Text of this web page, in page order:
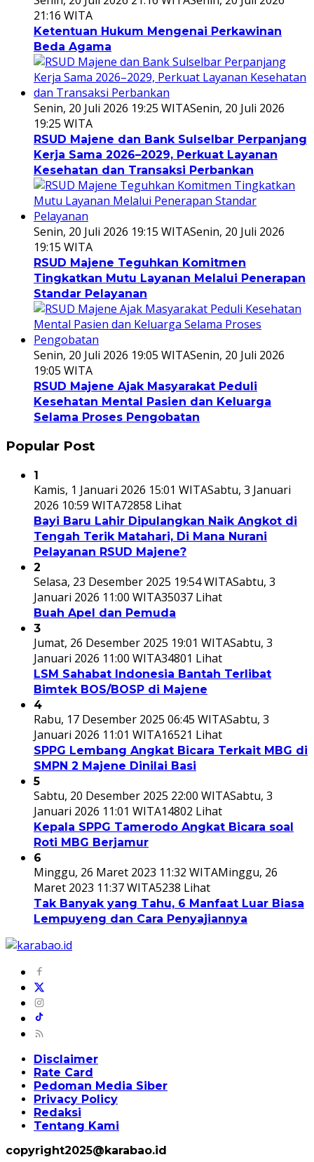
21:16 WITA
Ketentuan Hukum Mengenai Perkawinan
Beda Agama
Senin, 20 Juli 2026 19:25 WITASenin, 20 Juli 2026
19:25 WITA
RSUD Majene dan Bank Sulselbar Perpanjang
Kerja Sama 2026–2029, Perkuat Layanan
Kesehatan dan Transaksi Perbankan
Senin, 20 Juli 2026 19:15 WITASenin, 20 Juli 2026
19:15 WITA
RSUD Majene Teguhkan Komitmen
Tingkatkan Mutu Layanan Melalui Penerapan
Standar Pelayanan
Senin, 20 Juli 2026 19:05 WITASenin, 20 Juli 2026
19:05 WITA
RSUD Majene Ajak Masyarakat Peduli
Kesehatan Mental Pasien dan Keluarga
Selama Proses Pengobatan
Popular Post
1
Kamis, 1 Januari 2026 15:01 WITASabtu, 3 Januari
2026 10:59 WITA72858 Lihat
Bayi Baru Lahir Dipulangkan Naik Angkot di
Tengah Terik Matahari, Di Mana Nurani
Pelayanan RSUD Majene?
2
Selasa, 23 Desember 2025 19:54 WITASabtu, 3
Januari 2026 11:00 WITA35037 Lihat
Buah Apel dan Pemuda
3
Jumat, 26 Desember 2025 19:01 WITASabtu, 3
Januari 2026 11:00 WITA34801 Lihat
LSM Sahabat Indonesia Bantah Terlibat
Bimtek BOS/BOSP di Majene
4
Rabu, 17 Desember 2025 06:45 WITASabtu, 3
Januari 2026 11:01 WITA16521 Lihat
SPPG Lembang Angkat Bicara Terkait MBG di
SMPN 2 Majene Dinilai Basi
5
Sabtu, 20 Desember 2025 22:00 WITASabtu, 3
Januari 2026 11:01 WITA14802 Lihat
Kepala SPPG Tamerodo Angkat Bicara soal
Roti MBG Berjamur
6
Minggu, 26 Maret 2023 11:32 WITAMinggu, 26
Maret 2023 11:37 WITA5238 Lihat
Tak Banyak yang Tahu, 6 Manfaat Luar Biasa
Lempuyeng dan Cara Penyajiannya
Disclaimer
Rate Card
Pedoman Media Siber
Privacy Policy
Redaksi
Tentang Kami
copyright2025@karabao.id